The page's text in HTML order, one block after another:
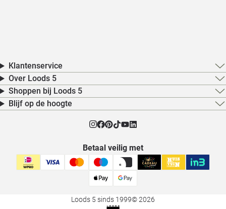
Klantenservice
Over Loods 5
Shoppen bij Loods 5
Blijf op de hoogte
Betaal veilig met
Loods 5 sinds 1999© 2026